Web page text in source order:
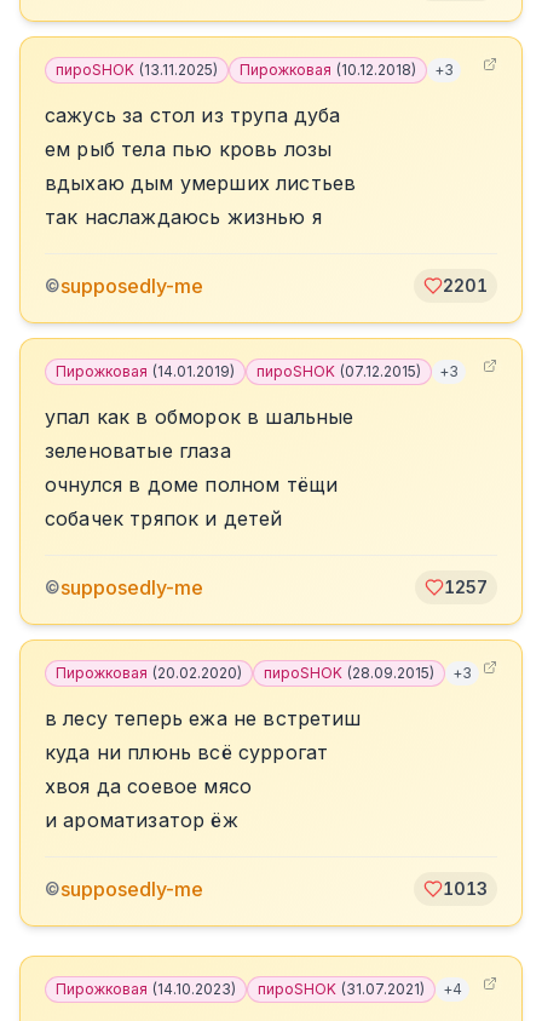
пироSHOK (13.11.2025) Пирожковая (10.12.2018) +3
сажусь за стол из трупа дуба
ем рыб тела пью кровь лозы
вдыхаю дым умерших листьев
так наслаждаюсь жизнью я
©supposedly-me 2201
Пирожковая (14.01.2019) пироSHOK (07.12.2015) +3
упал как в обморок в шальные
зеленоватые глаза
очнулся в доме полном тёщи
собачек тряпок и детей
©supposedly-me 1257
Пирожковая (20.02.2020) пироSHOK (28.09.2015) +3
в лесу теперь ежа не встретиш
куда ни плюнь всё суррогат
хвоя да соевое мясо
и ароматизатор ёж
©supposedly-me 1013
Пирожковая (14.10.2023) пироSHOK (31.07.2021) +4